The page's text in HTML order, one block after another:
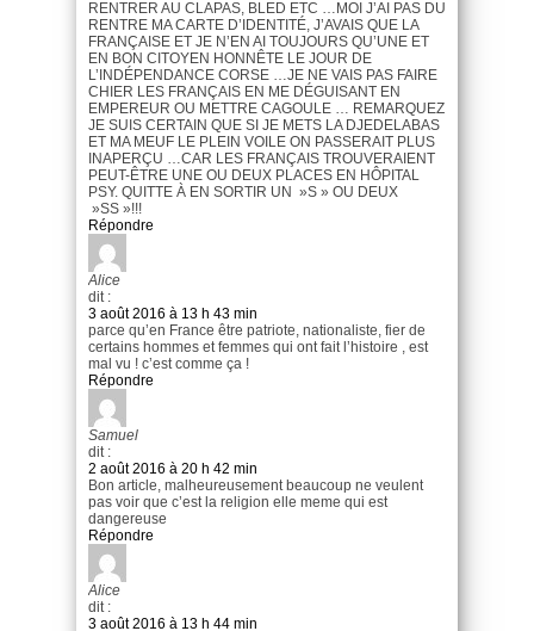
RENTRER AU CLAPAS, BLED ETC …MOI J’AI PAS DU
RENTRE MA CARTE D’IDENTITÉ, J’AVAIS QUE LA
FRANÇAISE ET JE N’EN AI TOUJOURS QU’UNE ET
EN BON CITOYEN HONNÊTE LE JOUR DE
L’INDÉPENDANCE CORSE …JE NE VAIS PAS FAIRE
CHIER LES FRANÇAIS EN ME DÉGUISANT EN
EMPEREUR OU METTRE CAGOULE … REMARQUEZ
JE SUIS CERTAIN QUE SI JE METS LA DJEDELABAS
ET MA MEUF LE PLEIN VOILE ON PASSERAIT PLUS
INAPERÇU …CAR LES FRANÇAIS TROUVERAIENT
PEUT-ÊTRE UNE OU DEUX PLACES EN HÔPITAL
PSY. QUITTE À EN SORTIR UN »S » OU DEUX
»SS »!!!
Répondre
Alice
dit :
3 août 2016 à 13 h 43 min
parce qu’en France être patriote, nationaliste, fier de
certains hommes et femmes qui ont fait l’histoire , est
mal vu ! c’est comme ça !
Répondre
Samuel
dit :
2 août 2016 à 20 h 42 min
Bon article, malheureusement beaucoup ne veulent
pas voir que c’est la religion elle meme qui est
dangereuse
Répondre
Alice
dit :
3 août 2016 à 13 h 44 min